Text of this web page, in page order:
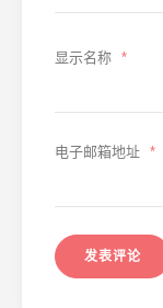
显示名称 *
电子邮箱地址 *